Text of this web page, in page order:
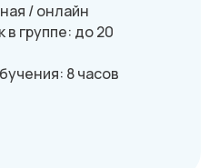
/ онлайн
в группе: до 20
8 часов